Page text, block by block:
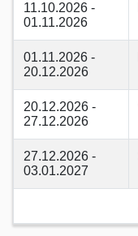
11.10.2026 -
01.11.2026
01.11.2026 -
20.12.2026
20.12.2026 -
27.12.2026
27.12.2026 -
03.01.2027